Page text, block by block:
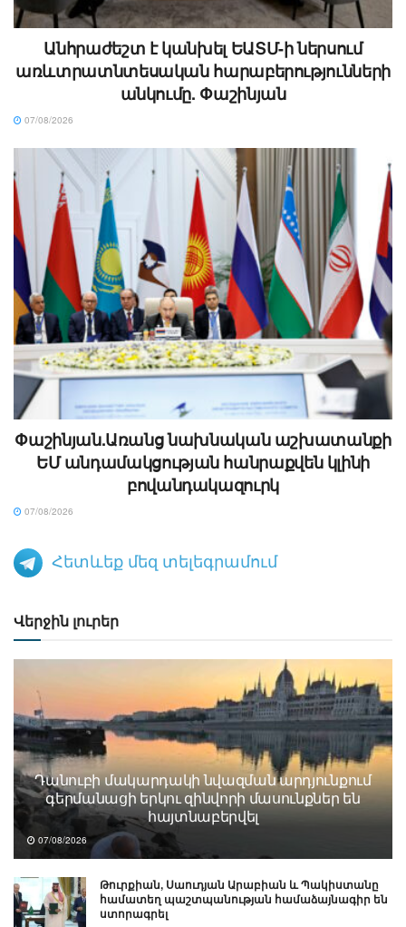
Անհրաժեշտ է կանխել ԵԱՏՄ-ի ներսում
առևտրատնտեսական հարաբերությունների
անկումը. Փաշինյան
07/08/2026
Փաշինյան.Առանց նախնական աշխատանքի
ԵՄ անդամակցության հանրաքվեն կլինի
բովանդակազուրկ
07/08/2026
Հետևեք մեզ տելեգրամում
Վերջին լուրեր
Դանուբի մակարդակի նվազման արդյունքում
գերմանացի երկու զինվորի մասունքներ են
հայտնաբերվել
07/08/2026
Թուրքիան, Սաուդյան Արաբիան և Պակիստանը
համատեղ պաշտպանության համաձայնագիր են
ստորագրել